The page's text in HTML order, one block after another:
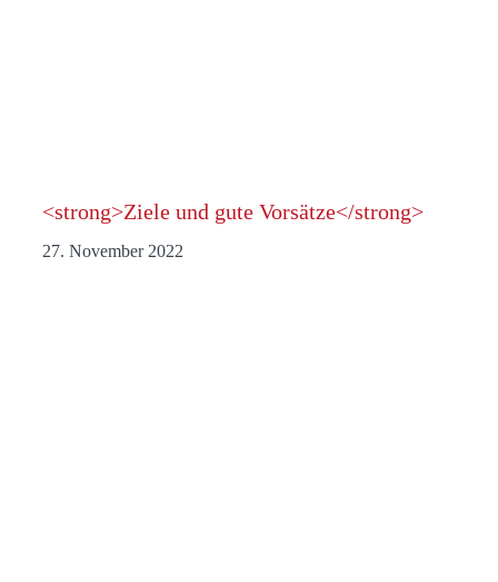
<strong>Ziele und gute Vorsätze</strong>
27. November 2022